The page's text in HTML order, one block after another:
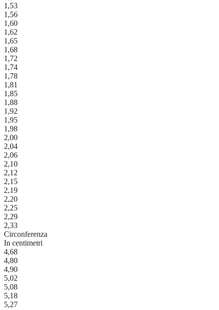
1,53
1,56
1,60
1,62
1,65
1,68
1,72
1,74
1,78
1,81
1,85
1,88
1,92
1,95
1,98
2,00
2,04
2,06
2,10
2,12
2,15
2,19
2,20
2,25
2,29
2,33
Circonferenza
In centimetri
4,68
4,80
4,90
5,02
5,08
5,18
5,27